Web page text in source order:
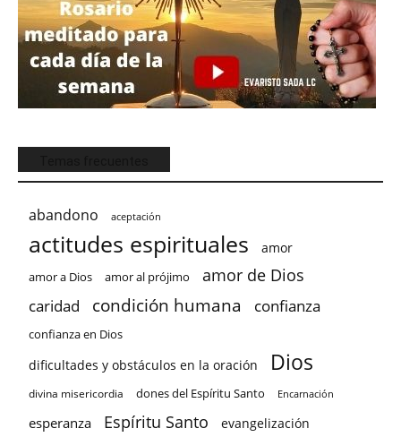
abandono aceptación
actitudes espirituales amor
amor a Dios amor al prójimo amor de Dios
caridad condición humana confianza
confianza en Dios
dificultades y obstáculos en la oración Dios
divina misericordia dones del Espíritu Santo Encarnación
esperanza Espíritu Santo evangelización